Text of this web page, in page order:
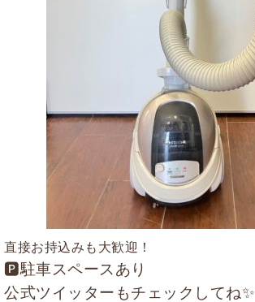
直接お持込みも大歓迎！
🅿駐車スペースあり
公式ツイッターもチェックしてね✨